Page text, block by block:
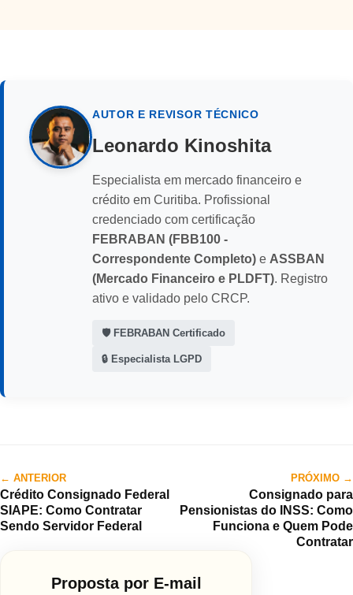
AUTOR E REVISOR TÉCNICO
Leonardo Kinoshita
Especialista em mercado financeiro e
crédito em Curitiba. Profissional
credenciado com certificação
FEBRABAN (FBB100 -
Correspondente Completo) e ASSBAN
(Mercado Financeiro e PLDFT). Registro
ativo e validado pelo CRCP.
🛡️ FEBRABAN Certificado
🔒 Especialista LGPD
← ANTERIOR
Crédito Consignado Federal
SIAPE: Como Contratar
Sendo Servidor Federal
PRÓXIMO →
Consignado para
Pensionistas do INSS: Como
Funciona e Quem Pode
Contratar
Proposta por E-mail